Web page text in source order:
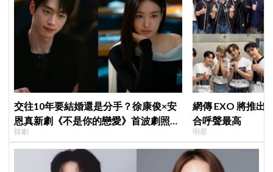
交往10年要結婚還是分手？徐康俊×安
恩真新劇《不是你的戀愛》首波劇照曝
光，9月12日首播引期待
韓劇
網傳 EXO 將推出
合呼聲最高
明星